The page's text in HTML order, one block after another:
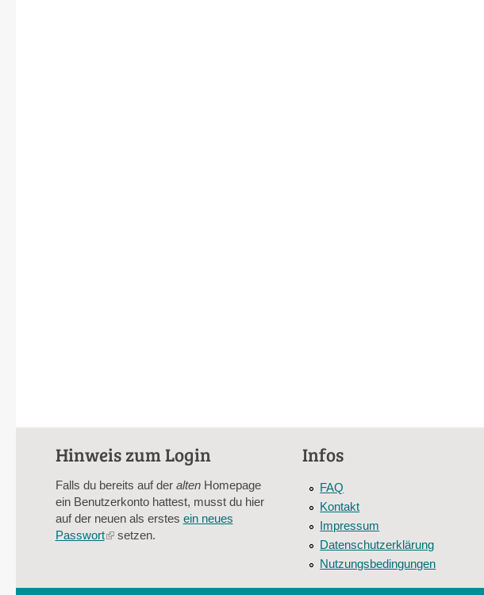
Hinweis zum Login
Falls du bereits auf der altenHomepage
ein Benutzerkonto hattest, musst du hier
auf der neuen als erstes ein neues
Passwort(linksetzen.
Infos
FAQ
Kontakt
Impressum
Datenschutzerklärung
Nutzungsbedingungen